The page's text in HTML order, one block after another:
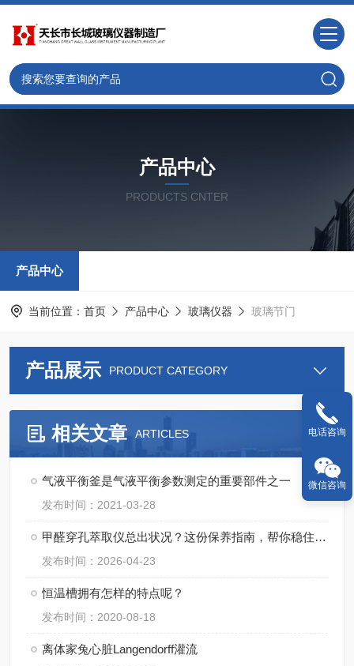
产品中心
PRODUCTS CNTER
产品中心
当前位置： 首页 产品中心 玻璃仪器 玻璃节门
产品展示 PRODUCT CATEGORY
相关文章 ARTICLES
气液平衡釜是气液平衡参数测定的重要部件之一
发布时间：2021-03-28
甲醛穿孔萃取仪总出状况？这份保养指南，帮你稳住核心性能
发布时间：2026-04-23
恒温槽拥有怎样的特点呢？
发布时间：2020-08-18
离体家兔心脏Langendorff灌流
电话咨询
微信咨询